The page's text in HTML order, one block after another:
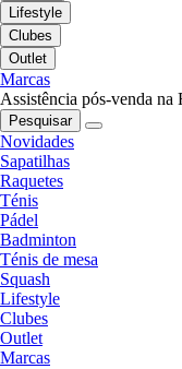
Lifestyle
Clubes
Outlet
Marcas
Assistência pós-venda na
Pesquisar
Novidades
Sapatilhas
Raquetes
Ténis
Pádel
Badminton
Ténis de mesa
Squash
Lifestyle
Clubes
Outlet
Marcas